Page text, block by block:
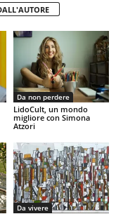
Da non perdere
LidoCult, un mondo
migliore con Simona
Atzori
Da vivere